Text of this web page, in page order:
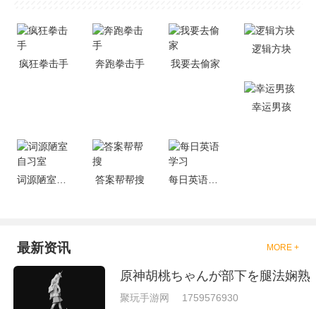
是一些格斗的游戏，其实是非常
的有趣，也是相当的刺激的，游
戏中是有一些不同的场景都是能
够去进行体验的，我们也是能够
就是收集了一些有意思的拳击游
戏，相信你们一定会喜欢的。
疯狂拳击手 奔跑拳击手 我要去偷家
逻辑方块
幸运男孩
答案帮帮搜 每日英语学习
最新资讯 MORE +
原神胡桃ちゃんが部下を腿法娴熟
聚玩手游网 1759576930